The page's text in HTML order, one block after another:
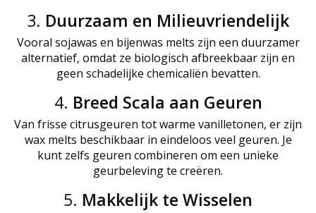
3. Duurzaam en Milieuvriendelijk
Vooral sojawas en bijenwas melts zijn een duurzamer
alternatief, omdat ze biologisch afbreekbaar zijn en
geen schadelijke chemicaliën bevatten.
4. Breed Scala aan Geuren
Van frisse citrusgeuren tot warme vanilletonen, er zijn
wax melts beschikbaar in eindeloos veel geuren. Je
kunt zelfs geuren combineren om een unieke
geurbeleving te creëren.
5. Makkelijk te Wisselen